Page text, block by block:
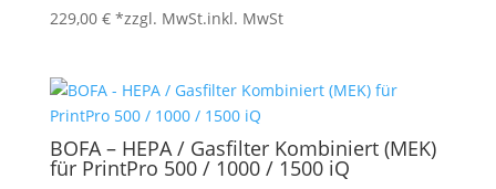
229,00 € *zzgl. MwSt.inkl. MwSt
BOFA – HEPA / Gasfilter Kombiniert (MEK)
für PrintPro 500 / 1000 / 1500 iQ